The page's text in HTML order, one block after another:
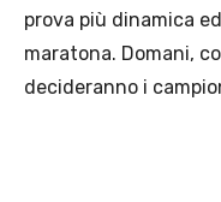
prova più dinamica
maratona. Domani,
decideranno i